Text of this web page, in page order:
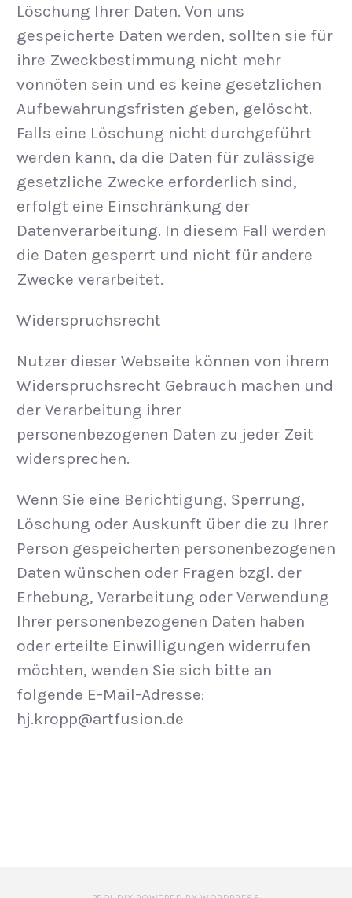
Löschung Ihrer Daten. Von uns
gespeicherte Daten werden, sollten sie für
ihre Zweckbestimmung nicht mehr
vonnöten sein und es keine gesetzlichen
Aufbewahrungsfristen geben, gelöscht.
Falls eine Löschung nicht durchgeführt
werden kann, da die Daten für zulässige
gesetzliche Zwecke erforderlich sind,
erfolgt eine Einschränkung der
Datenverarbeitung. In diesem Fall werden
die Daten gesperrt und nicht für andere
Zwecke verarbeitet.
Widerspruchsrecht
Nutzer dieser Webseite können von ihrem
Widerspruchsrecht Gebrauch machen und
der Verarbeitung ihrer
personenbezogenen Daten zu jeder Zeit
widersprechen.
Wenn Sie eine Berichtigung, Sperrung,
Löschung oder Auskunft über die zu Ihrer
Person gespeicherten personenbezogenen
Daten wünschen oder Fragen bzgl. der
Erhebung, Verarbeitung oder Verwendung
Ihrer personenbezogenen Daten haben
oder erteilte Einwilligungen widerrufen
möchten, wenden Sie sich bitte an
folgende E-Mail-Adresse:
hj.kropp@artfusion.de